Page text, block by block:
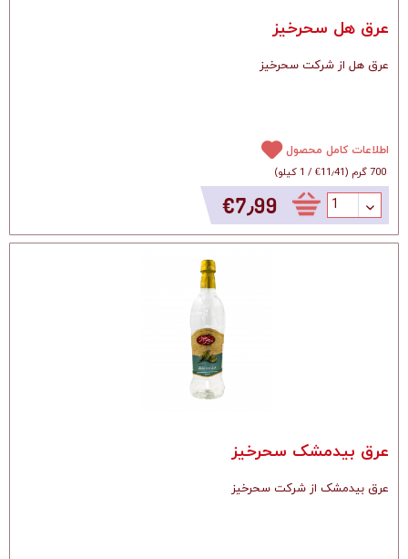
عرق هل سحرخیز
عرق هل از شرکت سحرخیز
اطلاعات کامل محصول
700 گرم
(‎€11٫41 / 1 کیلو )
‎€7٫99
عرق بیدمشک سحرخیز
عرق بیدمشک از شرکت سحرخیز